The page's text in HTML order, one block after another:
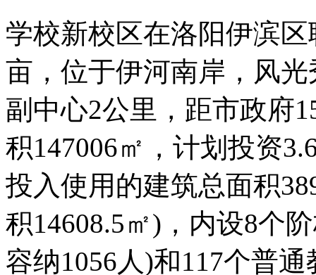
学校新校区在洛阳伊滨
亩，位于伊河南岸，风
副中心2公里，距市政府
积147006㎡，计划投资
投入使用的建筑总面积
积14608.5㎡)，内设8个
容纳1056人)和117个普